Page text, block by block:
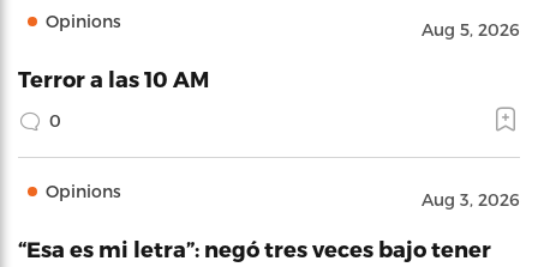
Opinions Aug 5, 2026
Terror a las 10 AM
0
Opinions Aug 3, 2026
“Esa es mi letra”: negó tres veces bajo tener